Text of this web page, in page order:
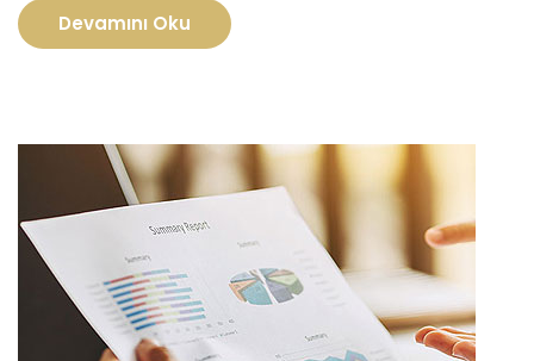
Devamını Oku